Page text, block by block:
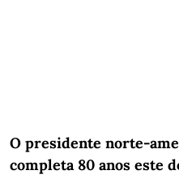
O presidente norte-
completa 80 anos este